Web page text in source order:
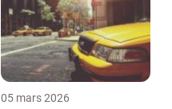
05 mars 2026